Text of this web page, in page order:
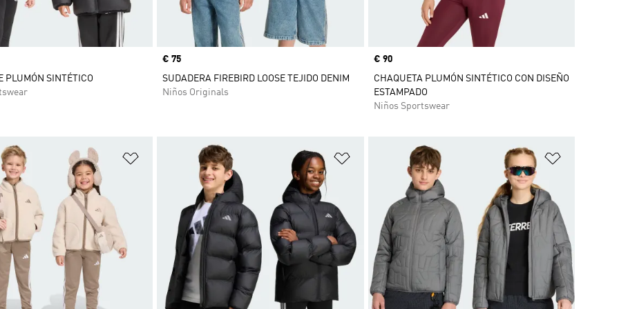
PLUMÓN SINTÉTICO
Precio
€ 75
SUDADERA FIREBIRD LOOSE TEJIDO DENIM
Niños Originals
Precio
€ 90
CHAQUETA PLUMÓN SINTÉTICO CON DISEÑO
ESTAMPADO
Niños Sportswear
de deseos Añadir a la lista de deseos Añadir a la lista de deseos